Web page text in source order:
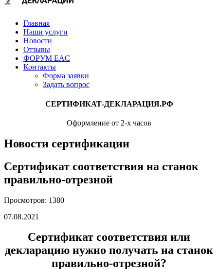
Главная
Наши услуги
Новости
Отзывы
ФОРУМ EAC
Контакты
Форма заявки
Задать вопрос
СЕРТИФИКАТ-ДЕКЛАРАЦИЯ.РФ
Оформление от 2-х часов
Новости сертификации
Сертификат соответствия на станок
правильно-отрезной
Просмотров: 1380
07.08.2021
Сертификат соответствия или
декларацию нужно получать на станок
правильно-отрезной?